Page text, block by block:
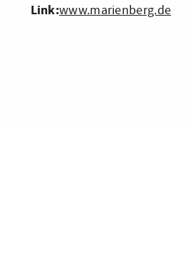
Link:www.marienberg.de